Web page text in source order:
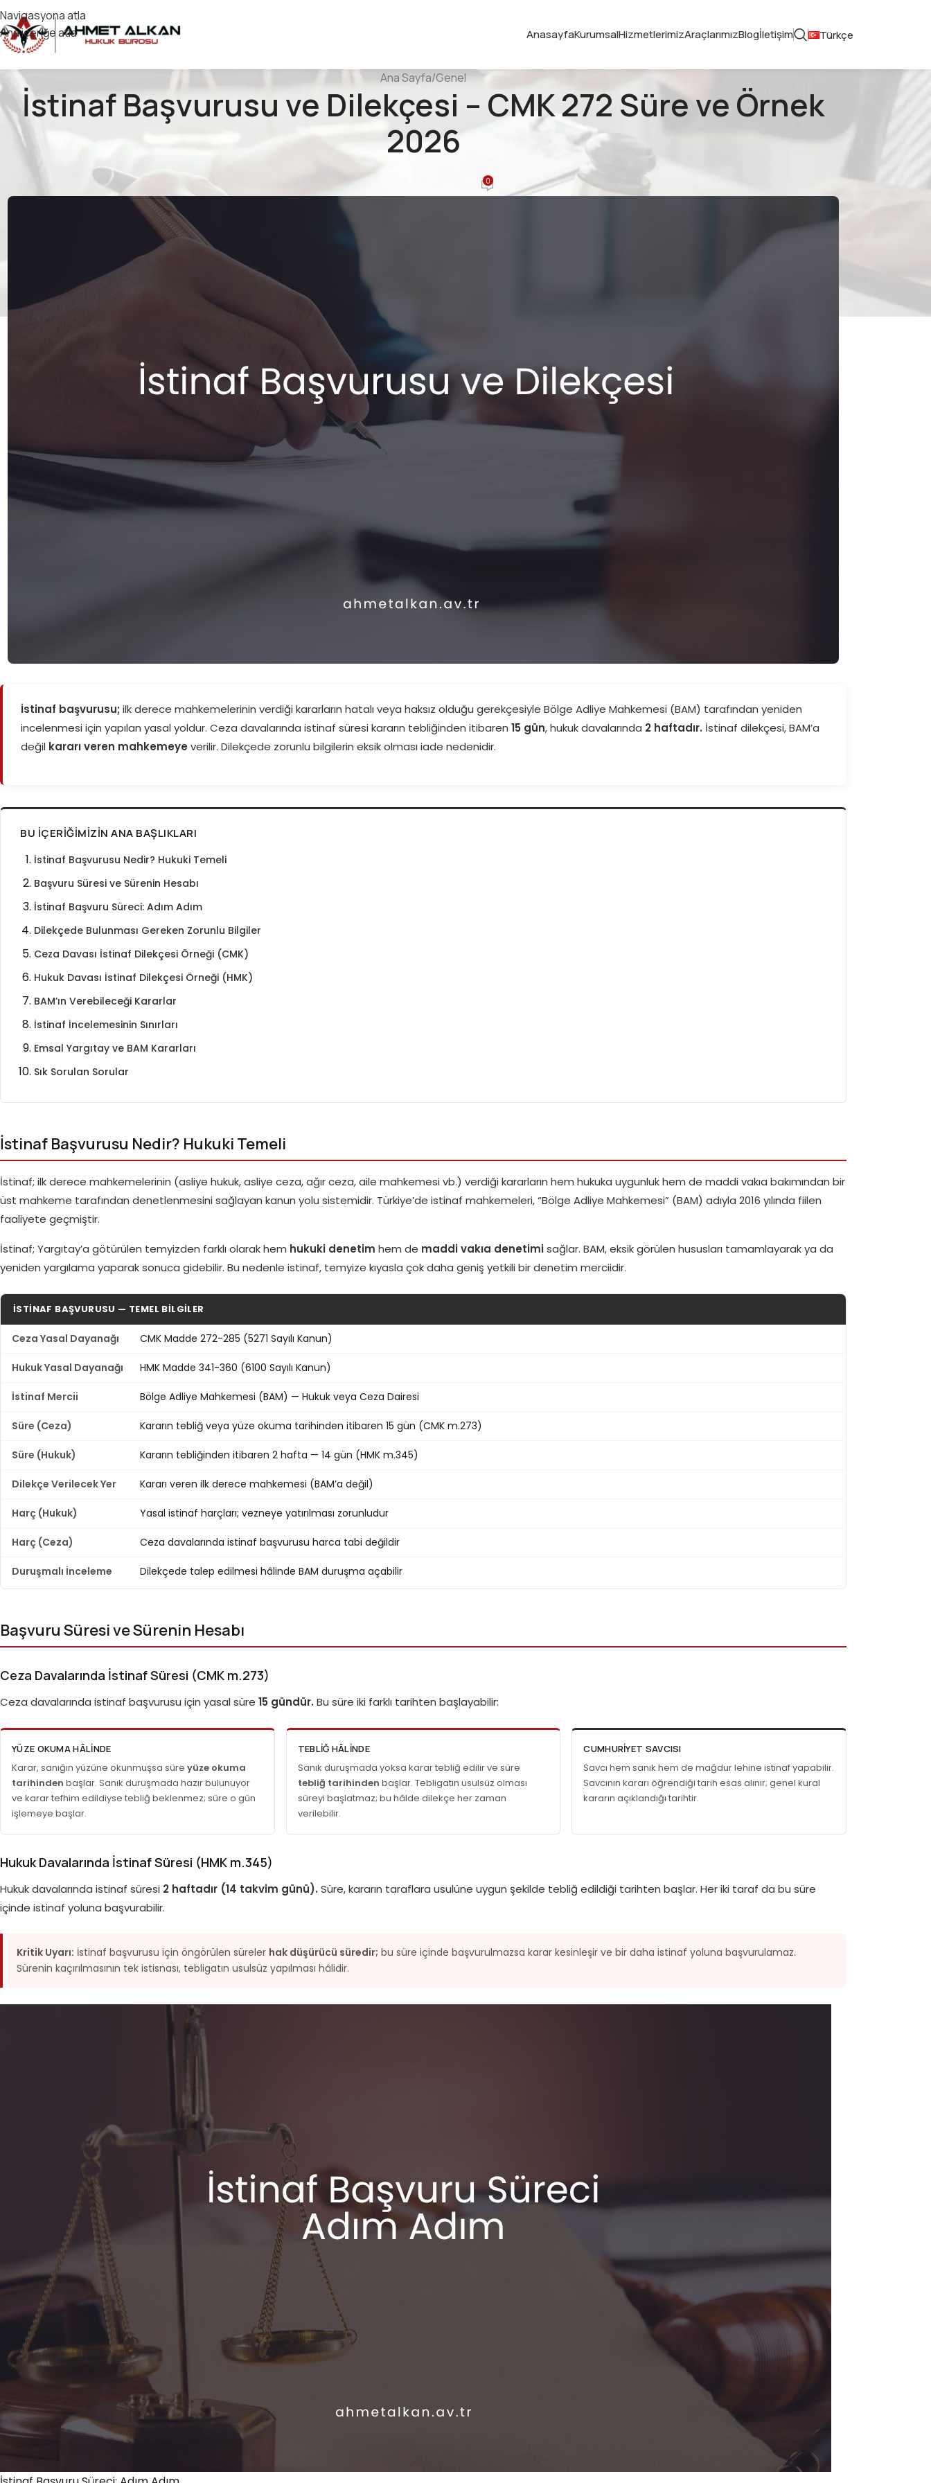
Navigasyona atla
Ana içeriğe atla
AnasayfaKurumsalHizmetlerimizAraçlarımızBlogİletişim Türkçe
Ana Sayfa Genel
İstinaf Başvurusu ve Dilekçesi – CMK 272 Süre ve Örnek
2026
Yayınlayan 0
İstinaf başvurusu; ilk derece mahkemelerinin verdiği kararların hatalı veya haksız olduğu gerekçesiyle Bölge Adliye Mahkemesi (BAM) tarafından yeniden
incelenmesi için yapılan yasal yoldur. Ceza davalarında istinaf süresi kararın tebliğinden itibaren 15 gün, hukuk davalarında 2 haftadır. İstinaf dilekçesi, BAM’a
değil kararı veren mahkemeye verilir. Dilekçede zorunlu bilgilerin eksik olması iade nedenidir.
BU İÇERIĞIMIZIN ANA BAŞLIKLARI
İstinaf Başvurusu Nedir? Hukuki Temeli
Başvuru Süresi ve Sürenin Hesabı
İstinaf Başvuru Süreci: Adım Adım
Dilekçede Bulunması Gereken Zorunlu Bilgiler
Ceza Davası İstinaf Dilekçesi Örneği (CMK)
Hukuk Davası İstinaf Dilekçesi Örneği (HMK)
BAM’ın Verebileceği Kararlar
İstinaf İncelemesinin Sınırları
Emsal Yargıtay ve BAM Kararları
Sık Sorulan Sorular
İstinaf Başvurusu Nedir? Hukuki Temeli
İstinaf; ilk derece mahkemelerinin (asliye hukuk, asliye ceza, ağır ceza, aile mahkemesi vb.) verdiği kararların hem hukuka uygunluk hem de maddi vakıa bakımından bir
üst mahkeme tarafından denetlenmesini sağlayan kanun yolu sistemidir. Türkiye’de istinaf mahkemeleri, “Bölge Adliye Mahkemesi” (BAM) adıyla 2016 yılında fiilen
faaliyete geçmiştir.
İstinaf; Yargıtay’a götürülen temyizden farklı olarak hem hukuki denetim hem de maddi vakıa denetimisağlar. BAM, eksik görülen hususları tamamlayarak ya da
yeniden yargılama yaparak sonuca gidebilir. Bu nedenle istinaf, temyize kıyasla çok daha geniş yetkili bir denetim merciidir.
İSTINAF BAŞVURUSU — TEMEL BILGILER
Ceza Yasal Dayanağı CMK Madde 272-285 (5271 Sayılı Kanun)
Hukuk Yasal Dayanağı HMK Madde 341-360 (6100 Sayılı Kanun)
İstinaf Mercii Bölge Adliye Mahkemesi (BAM) — Hukuk veya Ceza Dairesi
Süre (Ceza) Kararın tebliğ veya yüze okuma tarihinden itibaren 15 gün (CMK m.273)
Süre (Hukuk) Kararın tebliğinden itibaren 2 hafta — 14 gün (HMK m.345)
Dilekçe Verilecek Yer Kararı veren ilk derece mahkemesi (BAM’a değil)
Harç (Hukuk) Yasal istinaf harçları; vezneye yatırılması zorunludur
Harç (Ceza) Ceza davalarında istinaf başvurusu harca tabi değildir
Duruşmalı İnceleme Dilekçede talep edilmesi hâlinde BAM duruşma açabilir
Başvuru Süresi ve Sürenin Hesabı
Ceza Davalarında İstinaf Süresi (CMK m.273)
Ceza davalarında istinaf başvurusu için yasal süre 15 gündür. Bu süre iki farklı tarihten başlayabilir:
YÜZE OKUMA HÂLINDE
Karar, sanığın yüzüne okunmuşsa süre yüze okuma
tarihinden başlar. Sanık duruşmada hazır bulunuyor
ve karar tefhim edildiyse tebliğ beklenmez; süre o gün
işlemeye başlar.
TEBLIĞ HÂLINDE
Sanık duruşmada yoksa karar tebliğ edilir ve süre
tebliğ tarihinden başlar. Tebligatın usulsüz olması
süreyi başlatmaz; bu hâlde dilekçe her zaman
verilebilir.
CUMHURIYET SAVCISI
Savcı hem sanık hem de mağdur lehine istinaf yapabilir.
Savcının kararı öğrendiği tarih esas alınır; genel kural
kararın açıklandığı tarihtir.
Hukuk Davalarında İstinaf Süresi (HMK m.345)
Hukuk davalarında istinaf süresi 2 haftadır (14 takvim günü). Süre, kararın taraflara usulüne uygun şekilde tebliğ edildiği tarihten başlar. Her iki taraf da bu süre
içinde istinaf yoluna başvurabilir.
Kritik Uyarı: İstinaf başvurusu için öngörülen süreler hak düşürücü süredir; bu süre içinde başvurulmazsa karar kesinleşir ve bir daha istinaf yoluna başvurulamaz.
Sürenin kaçırılmasının tek istisnası, tebligatın usulsüz yapılması hâlidir.